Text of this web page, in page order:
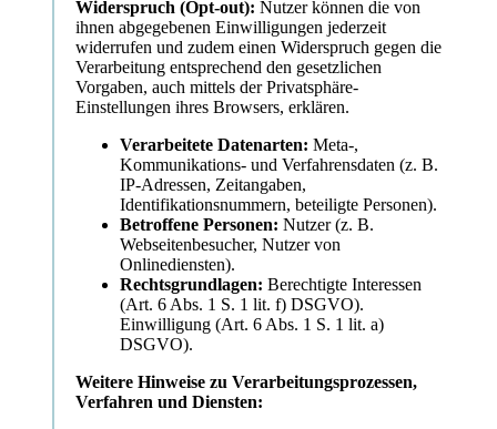
Widerspruch (Opt-out): Nutzer können die von
ihnen abgegebenen Einwilligungen jederzeit
widerrufen und zudem einen Widerspruch gegen die
Verarbeitung entsprechend den gesetzlichen
Vorgaben, auch mittels der Privatsphäre-
Einstellungen ihres Browsers, erklären.
Verarbeitete Datenarten: Meta-,
Kommunikations- und Verfahrensdaten (z. B.
IP-Adressen, Zeitangaben,
Identifikationsnummern, beteiligte Personen).
Betroffene Personen: Nutzer (z. B.
Webseitenbesucher, Nutzer von
Onlinediensten).
Rechtsgrundlagen: Berechtigte Interessen
(Art. 6 Abs. 1 S. 1 lit. f) DSGVO).
Einwilligung (Art. 6 Abs. 1 S. 1 lit. a)
DSGVO).
Weitere Hinweise zu Verarbeitungsprozessen,
Verfahren und Diensten: